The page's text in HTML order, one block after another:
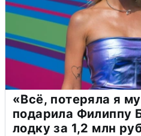
«Всё, потеряла я
подарила Филиппу
лодку за 1,2 млн